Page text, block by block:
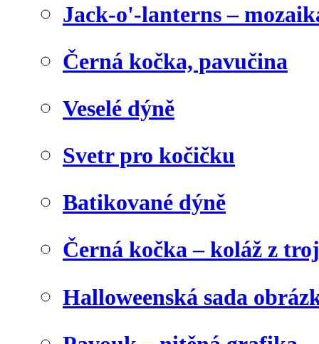
Jack-o'-lanterns –
Černá kočka, pavučina
Veselé dýně
Svetr pro kočičku
Batikované dýně
Černá kočka – koláž z
Halloweenská sada